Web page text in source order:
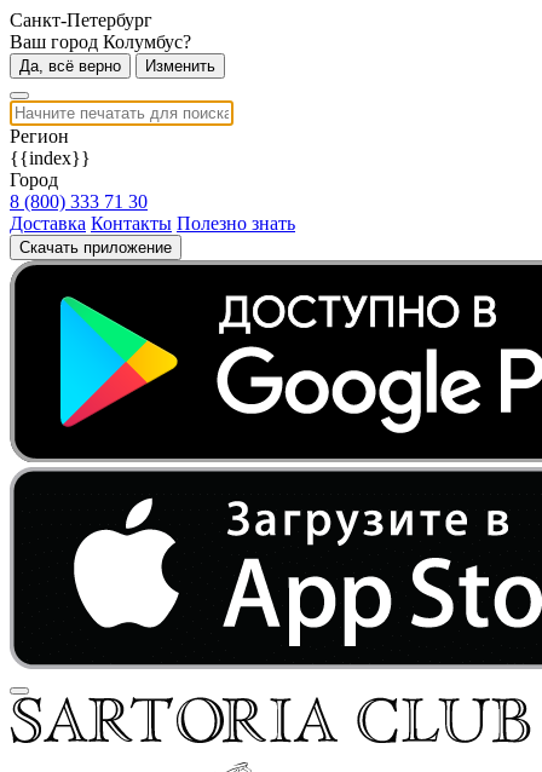
Санкт-Петербург
Ваш город Колумбус?
Да, всё верно Изменить
Регион
{{index}}
Город
8 (800) 333 71 30
Доставка Контакты Полезно знать
Скачать приложение